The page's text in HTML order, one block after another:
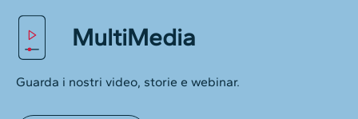
MultiMedia
Guarda i nostri video, storie e webinar.